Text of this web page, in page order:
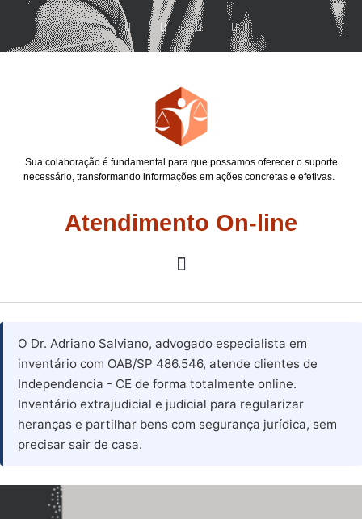
Sua colaboração é fundamental para que possamos oferecer o suporte
necessário, transformando informações em ações concretas e efetivas.
Atendimento On-line
O Dr. Adriano Salviano, advogado especialista em
inventário com OAB/SP 486.546, atende clientes de
Independencia - CE de forma totalmente online.
Inventário extrajudicial e judicial para regularizar
heranças e partilhar bens com segurança jurídica, sem
precisar sair de casa.